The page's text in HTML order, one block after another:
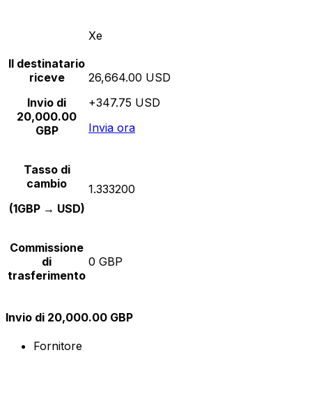
Xe
Il destinatario
riceve
Invio di
20,000.00
GBP
26,664.00 USD
+347.75 USD
Invia ora
Tasso di
cambio
(1GBP → USD)
1.333200
Commissione
di
trasferimento
0 GBP
Invio di 20,000.00 GBP
Fornitore